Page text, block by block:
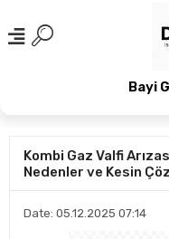
Bayi
Kombi Gaz Valfi
Nedenler ve Kesin
Date: 05.12.2025 07:14